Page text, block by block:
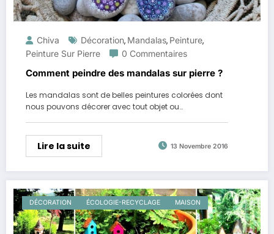
Chiva Décoration, Mandalas, Peinture,
Peinture Sur Pierre
0 Commentaires
Comment peindre des mandalas sur pierre ?
Les mandalas sont de belles peintures colorées dont
nous pouvons décorer avec tout objet ou…
Lire la suite 13 Novembre 2016
DÉCORATION ÉCOLOGIE-RECYCLAGE MAISON